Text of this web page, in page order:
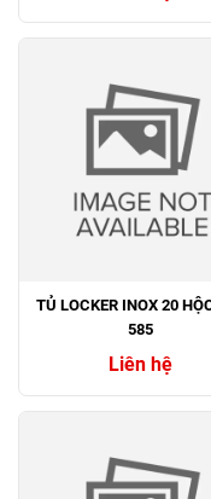
TỦ LOCKER INOX 20
585
Liên hệ